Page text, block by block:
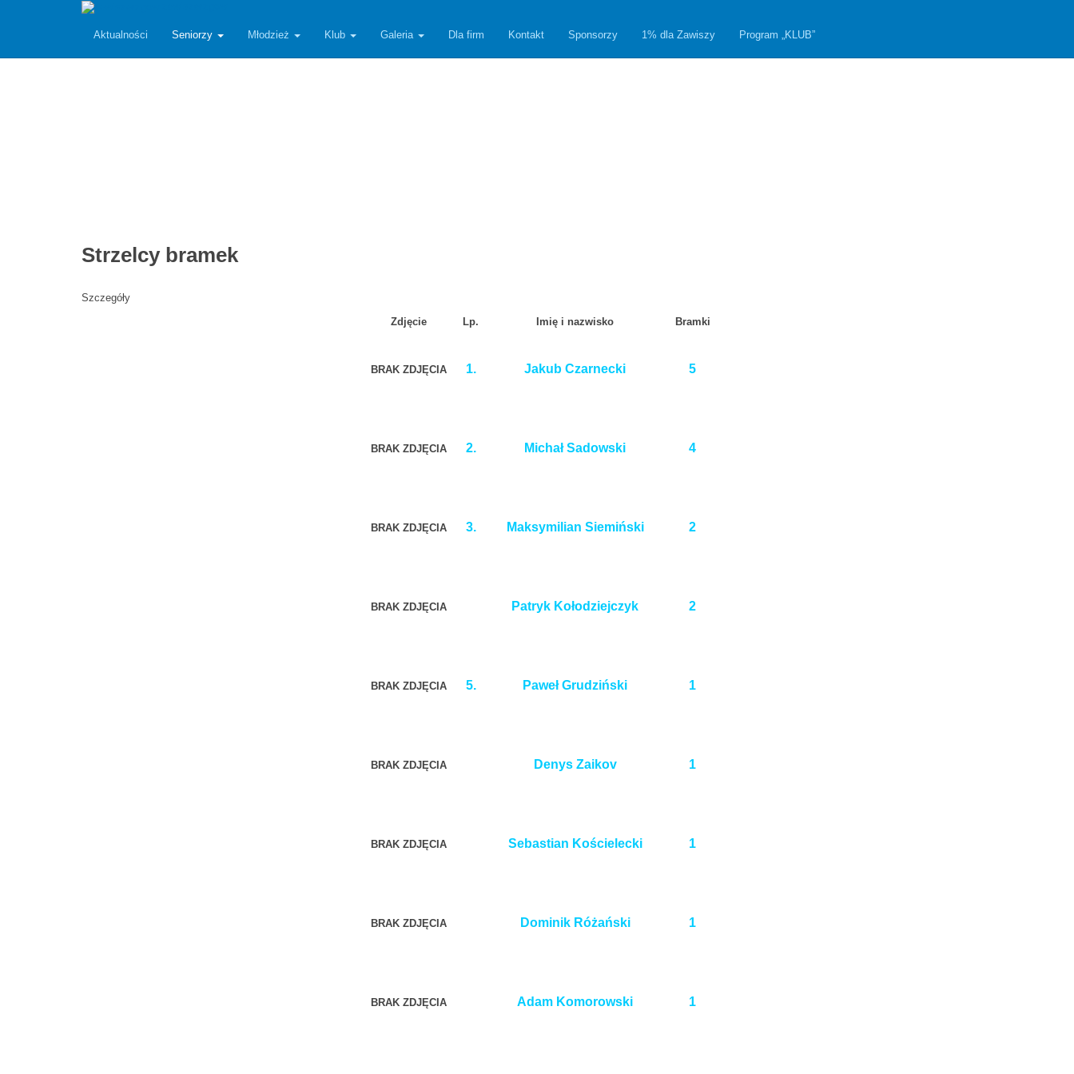
Aktualności Seniorzy Młodzież Klub Galeria Dla firm Kontakt Sponsorzy 1% dla Zawiszy Program „KLUB”
Strzelcy bramek
Szczegóły
Zdjęcie
Lp. Imię i nazwisko Bramki
BRAK ZDJĘCIA 1. Jakub Czarnecki 5
BRAK ZDJĘCIA 2. Michał Sadowski 4
BRAK ZDJĘCIA 3. Maksymilian Siemiński 2
BRAK ZDJĘCIA Patryk Kołodziejczyk 2
BRAK ZDJĘCIA 5. Paweł Grudziński 1
BRAK ZDJĘCIA Denys Zaikov 1
BRAK ZDJĘCIA Sebastian Kościelecki 1
BRAK ZDJĘCIA Dominik Różański 1
BRAK ZDJĘCIA Adam Komorowski 1